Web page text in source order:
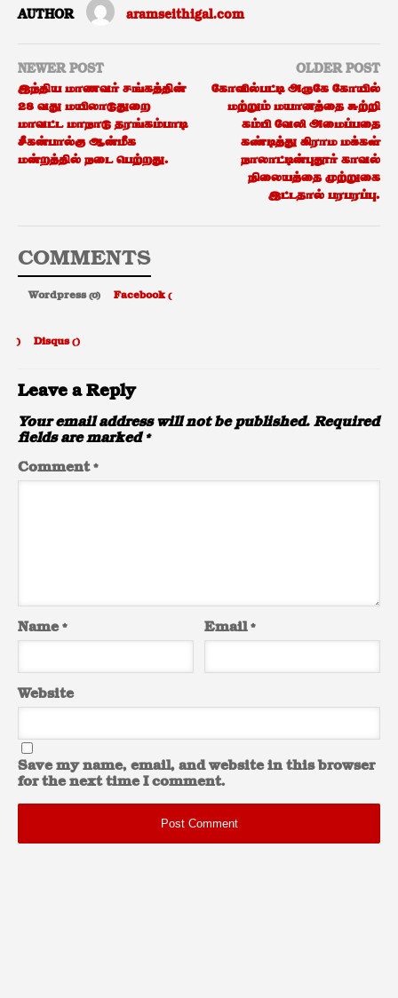
AUTHOR aramseithigal.com
NEWER POST
இந்திய மாணவர் சங்கத்தின்
28 வது மயிலாடுதுறை
மாவட்ட மாநாடு தரங்கம்பாடி
சீகன்பால்கு ஆன்மீக
மன்றத்தில் நடை பெற்றது.
OLDER POST
கோவில்பட்டி அருகே கோயில்
மற்றும் மயானத்தை சுற்றி
கம்பி வேலி அமைப்பதை
கண்டித்து கிராம மக்கள்
நாலாட்டின்புதூர் காவல்
நிலையத்தை முற்றுகை
இட்டதால் பரபரப்பு‌.
COMMENTS
Wordpress (0) Facebook (
) Disqus ( )
Leave a Reply
Your email address will not be published. Required
fields are marked *
Comment*
Name* Email*
Website
Save my name, email, and website in this browser
for the next time I comment.